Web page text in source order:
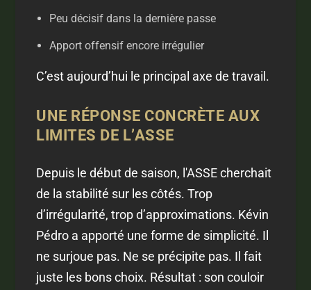
Peu décisif dans la dernière passe
Apport offensif encore irrégulier
C’est aujourd’hui le principal axe de travail.
UNE RÉPONSE CONCRÈTE AUX
LIMITES DE L’ASSE
Depuis le début de saison, l'ASSE cherchait
de la stabilité sur les côtés. Trop
d’irrégularité, trop d’approximations. Kévin
Pédro a apporté une forme de simplicité. Il
ne surjoue pas. Ne se précipite pas. Il fait
juste les bons choix. Résultat : son couloir